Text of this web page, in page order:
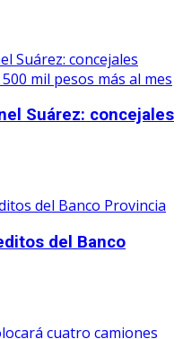
Suárez: concejales
del Banco